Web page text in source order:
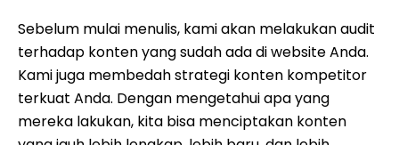
Sebelum mulai menulis, kami akan melakukan audit
terhadap konten yang sudah ada di website Anda.
Kami juga membedah strategi konten kompetitor
terkuat Anda. Dengan mengetahui apa yang
mereka lakukan, kita bisa menciptakan konten